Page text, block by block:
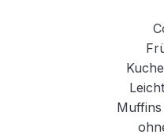
Muffins